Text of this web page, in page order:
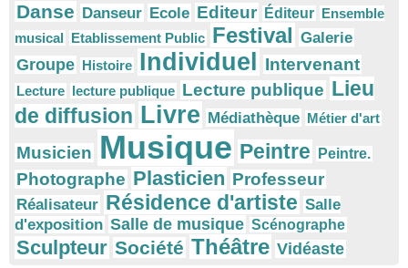
Danse Danseur Ecole Editeur Éditeur Ensemble
musical Etablissement Public Festival Galerie
Groupe Histoire Individuel Intervenant
Lecture lecture publique Lecture publique Lieu
de diffusion Livre Médiathèque Métier d'art
Musicien Musique Peintre Peintre.
Photographe Plasticien Professeur
Réalisateur Résidence d'artiste Salle
d'exposition Salle de musique Scénographe
Sculpteur Société Théâtre Vidéaste